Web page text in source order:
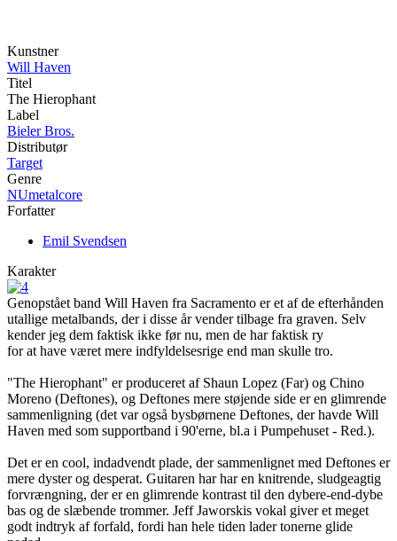
Kunstner
Will Haven
Titel
The Hierophant
Label
Bieler Bros.
Distributør
Target
Genre
NUmetalcore
Forfatter
Emil Svendsen
Karakter
Genopstået band Will Haven fra Sacramento er et af de efterhånden
utallige metalbands, der i disse år vender tilbage fra graven. Selv
kender jeg dem faktisk ikke før nu, men de har faktisk ry
for at have været mere indfyldelsesrige end man skulle tro.
"The Hierophant" er produceret af Shaun Lopez (Far) og Chino
Moreno (Deftones), og Deftones mere støjende side er en glimrende
sammenligning (det var også bysbørnene Deftones, der havde Will
Haven med som supportband i 90'erne, bl.a i Pumpehuset - Red.).
Det er en cool, indadvendt plade, der sammenlignet med Deftones er
mere dyster og desperat. Guitaren har har en knitrende, sludgeagtig
forvrængning, der er en glimrende kontrast til den dybere-end-dybe
bas og de slæbende trommer. Jeff Jaworskis vokal giver et meget
godt indtryk af forfald, fordi han hele tiden lader tonerne glide